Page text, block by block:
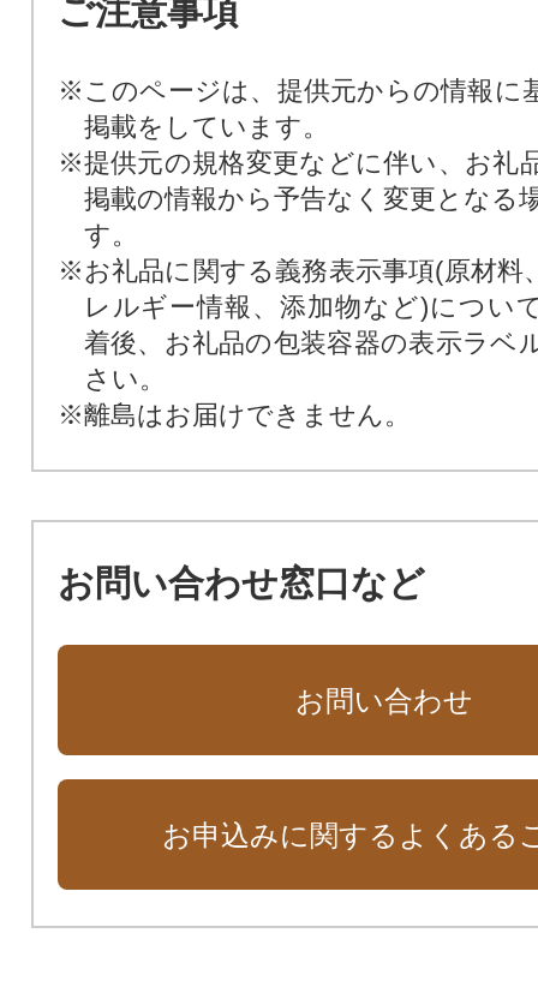
ご注意事項
※このページは、提供元からの情報に
掲載をしています。
※提供元の規格変更などに伴い、お礼
掲載の情報から予告なく変更となる
す。
※お礼品に関する義務表示事項(原材料
レルギー情報、添加物など)につい
着後、お礼品の包装容器の表示ラベ
さい。
※離島はお届けできません。
お問い合わせ窓口など
お問い合わせ
お申込みに関するよくある